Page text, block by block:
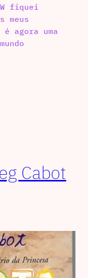
fiquei
meus
agora uma
Cabot